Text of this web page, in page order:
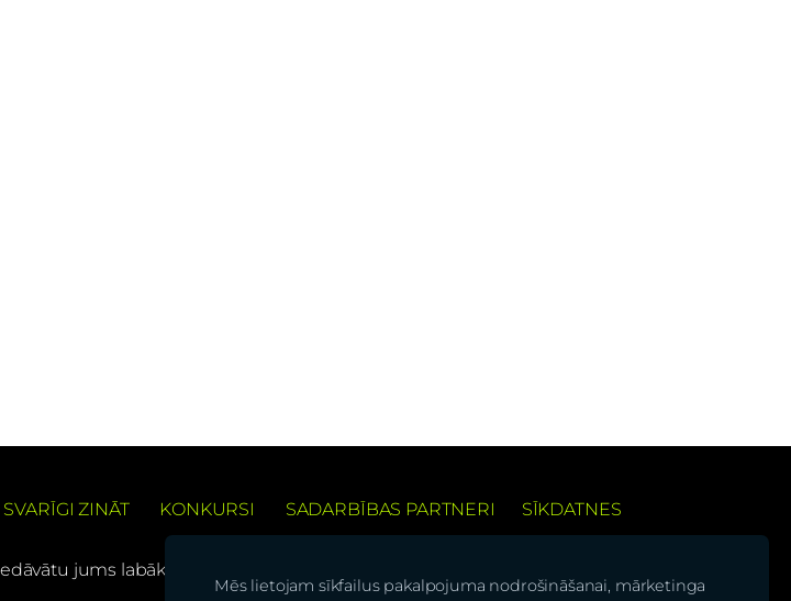
SVARĪGI ZINĀT KONKURSI SADARBĪBAS PARTNERI SĪKDATNES
jums labāku pārlūkošanas pieredzi
Mēs lietojam sīkfailus pakalpojuma nodrošināšanai, mārketinga